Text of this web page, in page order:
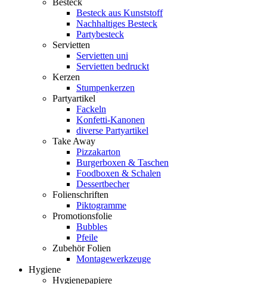
Besteck
Besteck aus Kunststoff
Nachhaltiges Besteck
Partybesteck
Servietten
Servietten uni
Servietten bedruckt
Kerzen
Stumpenkerzen
Partyartikel
Fackeln
Konfetti-Kanonen
diverse Partyartikel
Take Away
Pizzakarton
Burgerboxen & Taschen
Foodboxen & Schalen
Dessertbecher
Folienschriften
Piktogramme
Promotionsfolie
Bubbles
Pfeile
Zubehör Folien
Montagewerkzeuge
Hygiene
Hygienepapiere